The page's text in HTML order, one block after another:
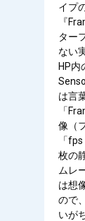
イプ
『
ター
ない
HP
は言
「
像（
「
枚の
ムレ
は想
ので
いが